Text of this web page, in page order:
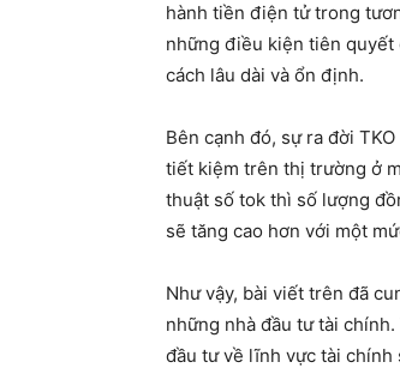
hành tiền điện tử trong
những điều kiện tiên
cách lâu dài và ổn định.
Bên cạnh đó, sự ra đời
tiết kiệm trên thị trường ở
thuật số tok thì số lượng
sẽ tăng cao hơn với một
Như vậy, bài viết trên đã
những nhà đầu tư tài
đầu tư về lĩnh vực tài